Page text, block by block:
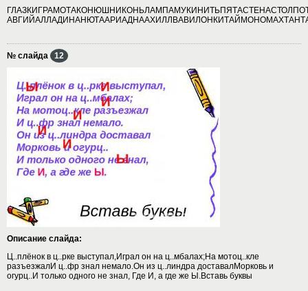
№ слайда 12
Описание слайда:
Ц..плёнок в ц..рке выступал,Играл он на ц..мбалах;На мотоц..кле
разъезжалИ ц..фр знал немало.Он из ц..линдра доставалМорковь и
огурц..И только одного не знал, Где И, а где же Ы.Вставь буквы